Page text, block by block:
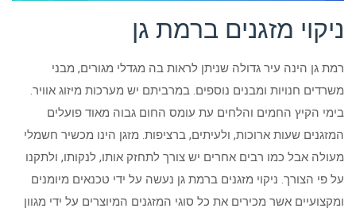
ניקוי מזגנים ברמת גן
רמת גן הינה עיר גדולה שניתן לראות בה מגדלי מגורים, מבני
משרדים חנויות ומבנים נוספים. במרביתם יש מערכות מיזוג אוויר.
בימי הקיץ החמים והלחים עת עומס החום גבוה מאוד פועלים
המזגנים שעות ארוכות, ולעיתים, ברציפות. מזגן הינו מכשיר חשמלי
מעולה אבל כמו רבים אחרים יש צורך לתחזק אותו, לנקותו, ולתקנו
על פי הצורך. ניקוי מזגנים ברמת גן נעשה על ידי טכנאים מיומנים
ומקצועיים אשר מכירים את כל סוגי המזגנים המיוצרים על ידי מגוון